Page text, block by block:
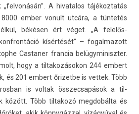
„fel­vonásán”. A hivatalos tájékoz­tatás
ember vonult utcára, a tüntetés
békésen ért véget. „A felelős­
kísértését” – fogal­mazott
Cas­tan­er fran­cia be­lügyminiszt­er.
hogy a til­takozásokon 244 em­bert
és 201 em­bert őrizet­be is vet­tek. Több
is vol­tak összec­sapások a til­
között. Több til­takozó meg­dobál­ta és